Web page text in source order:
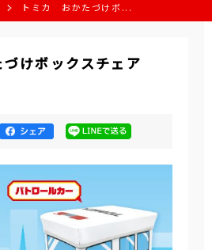
トミカ おかたづけボ...
けボックスチェア